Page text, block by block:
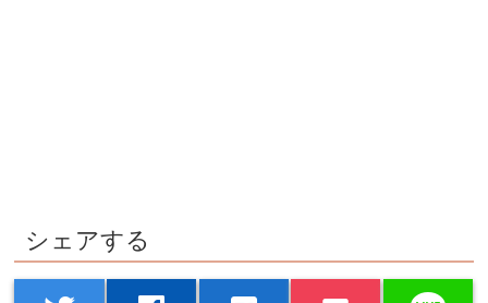
シェアする